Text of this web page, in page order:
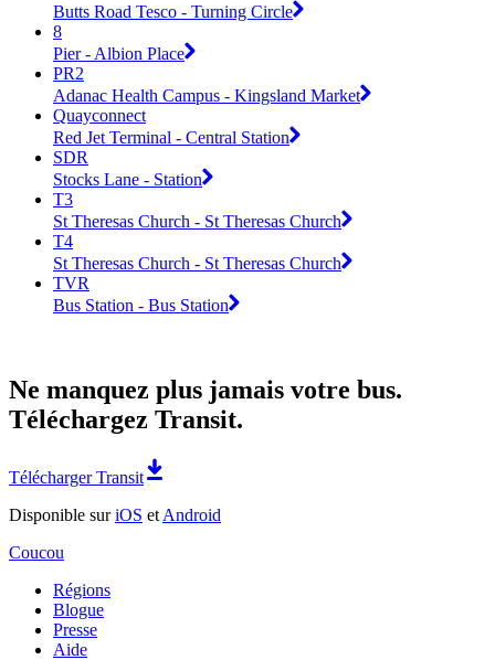
Butts Road Tesco - Turning Circle
8
Pier - Albion Place
PR2
Adanac Health Campus - Kingsland Market
Quayconnect
Red Jet Terminal - Central Station
SDR
Stocks Lane - Station
T3
St Theresas Church - St Theresas Church
T4
St Theresas Church - St Theresas Church
TVR
Bus Station - Bus Station
Ne manquez plus jamais votre bus.
Téléchargez Transit.
Télécharger Transit
Disponible suriOS et Android
Coucou
Régions
Blogue
Presse
Aide